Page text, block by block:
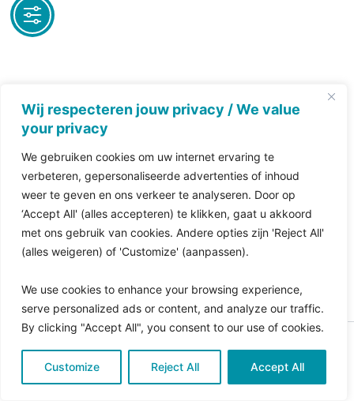
Wij respecteren jouw privacy / We value
your privacy
We gebruiken cookies om uw internet ervaring te
verbeteren, gepersonaliseerde advertenties of inhoud
weer te geven en ons verkeer te analyseren. Door op
‘Accept All' (alles accepteren) te klikken, gaat u akkoord
met ons gebruik van cookies. Andere opties zijn 'Reject All'
(alles weigeren) of 'Customize' (aanpassen).
We use cookies to enhance your browsing experience,
serve personalized ads or content, and analyze our traffic.
By clicking "Accept All", you consent to our use of cookies.
Customize Reject All Accept All
Copyright © 2026 Pro Bono Connect | in samenwerking
metKitewebsites